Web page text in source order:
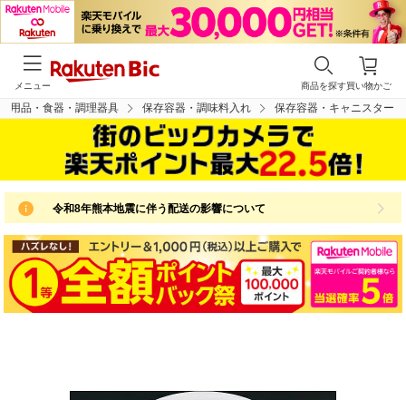
買い物かご
商品を探す
メニュー
用品・食器・調理器具 保存容器・調味料入れ 保存容器・キャニスター
令和8年熊本地震に伴う配送の影響について